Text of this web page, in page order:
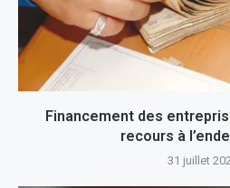
Financement des
recours à
31 juillet